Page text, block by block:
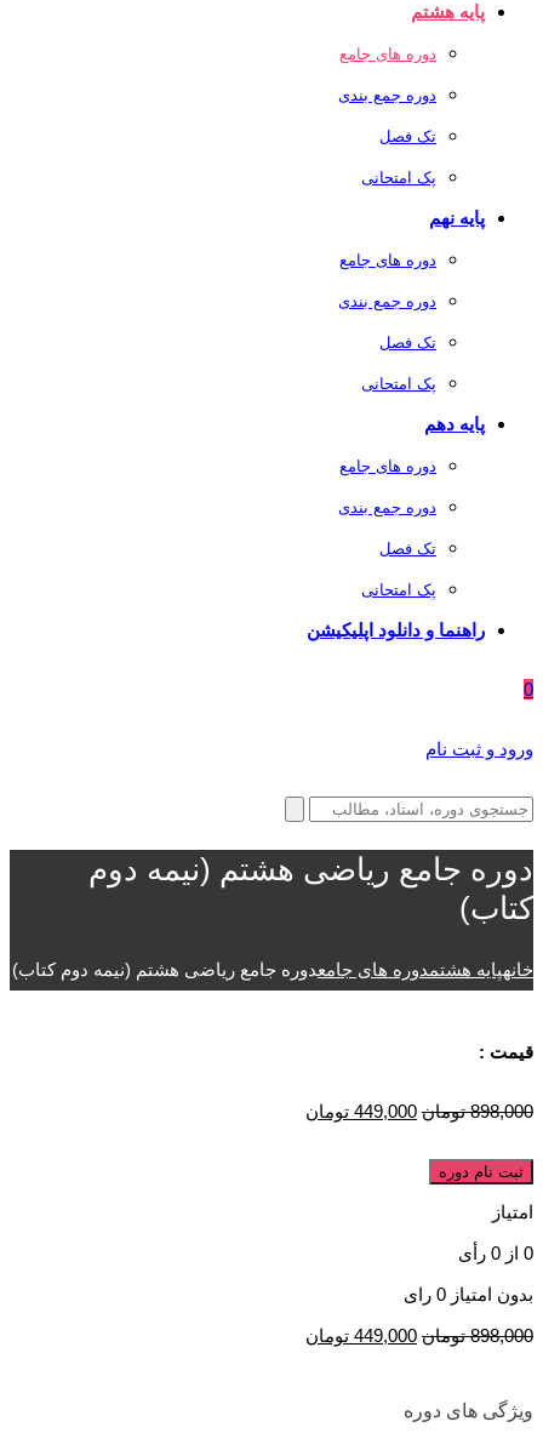
پایه هشتم
دوره های جامع
دوره جمع بندی
تک فصل
پک امتحانی
پایه نهم
دوره های جامع
دوره جمع بندی
تک فصل
پک امتحانی
پایه دهم
دوره های جامع
دوره جمع بندی
تک فصل
پک امتحانی
راهنما و دانلود اپلیکیشن
0
ورود و ثبت نام
دوره جامع ریاضی هشتم (نیمه دوم
کتاب)
خانهپایه هشتمدوره های جامعدوره جامع ریاضی هشتم (نیمه دوم کتاب)
قیمت :
898,000 تومان 449,000 تومان
ثبت نام دوره
امتیاز
0 از 0 رأی
بدون امتیاز 0 رای
898,000 تومان 449,000 تومان
ویژگی های دوره